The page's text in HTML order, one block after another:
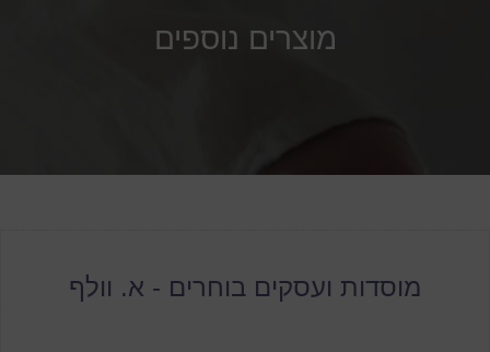
מוצרים נוספים
מוסדות ועסקים בוחרים - א. וולף